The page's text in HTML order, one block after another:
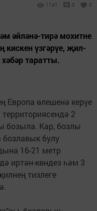
1141 0 0
әйләнә-тирә мохитне
кискен үзгәрүе, җил-
таратты.
Европа өлешенә керүе
2
бозыла. Кар, бозлы
булу
16-21 метр
иртән-көндез һәм 3
тизлеге